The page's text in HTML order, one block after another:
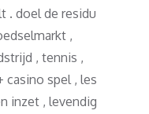
. doel de residu
,
, tennis ,
casino spel , les
inzet , levendig